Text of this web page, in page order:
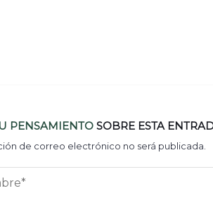
PENSAMIENTO SOBRE ESTA
de correo electrónico no será publicada.